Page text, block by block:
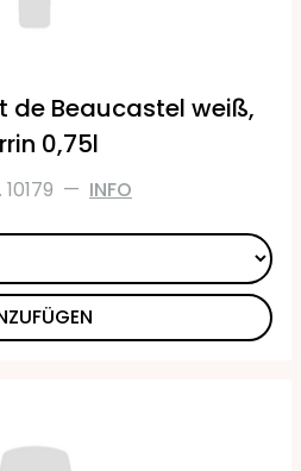
de Beaucastel weiß,
0,75l
— INFO